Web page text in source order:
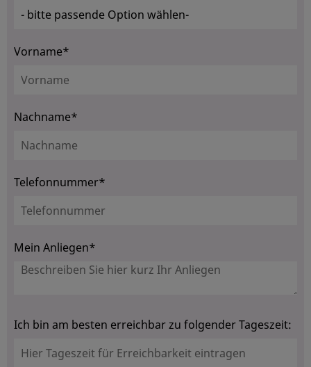
Vorname*
Nachname*
Telefonnummer*
Mein Anliegen*
Ich bin am besten erreichbar zu folgender Tageszeit: